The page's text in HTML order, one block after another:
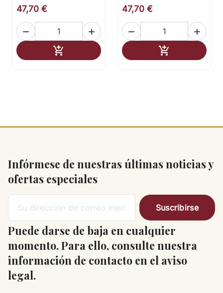
47,70 €
 
 Añadir al carrito
47,70 €
 
 Añadir al
Infórmese de nuestras últimas noticias y
ofertas especiales
Puede darse de baja en cualquier
momento. Para ello, consulte nuestra
información de contacto en el aviso
legal.